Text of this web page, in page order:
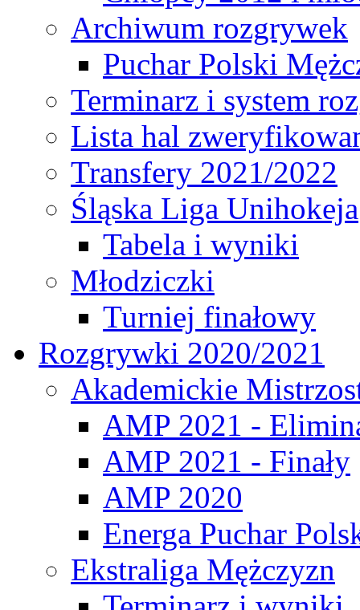
Archiwum rozgrywek
Puchar Polski
Terminarz i system
Lista hal
Transfery 2021/2022
Śląska Liga Unihokeja
Tabela i wyniki
Młodziczki
Turniej finałowy
Rozgrywki 2020/2021
Akademickie
AMP 2021 -
AMP 2021 - Finały
AMP 2020
Energa Puchar
Ekstraliga Mężczyzn